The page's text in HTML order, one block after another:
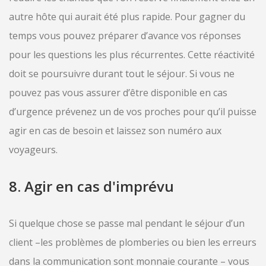
autre hôte qui aurait été plus rapide. Pour gagner du
temps vous pouvez préparer d’avance vos réponses
pour les questions les plus récurrentes. Cette réactivité
doit se poursuivre durant tout le séjour. Si vous ne
pouvez pas vous assurer d’être disponible en cas
d’urgence prévenez un de vos proches pour qu’il puisse
agir en cas de besoin et laissez son numéro aux
voyageurs.
8. Agir en cas d'imprévu
Si quelque chose se passe mal pendant le séjour d’un
client –les problèmes de plomberies ou bien les erreurs
dans la communication sont monnaie courante – vous